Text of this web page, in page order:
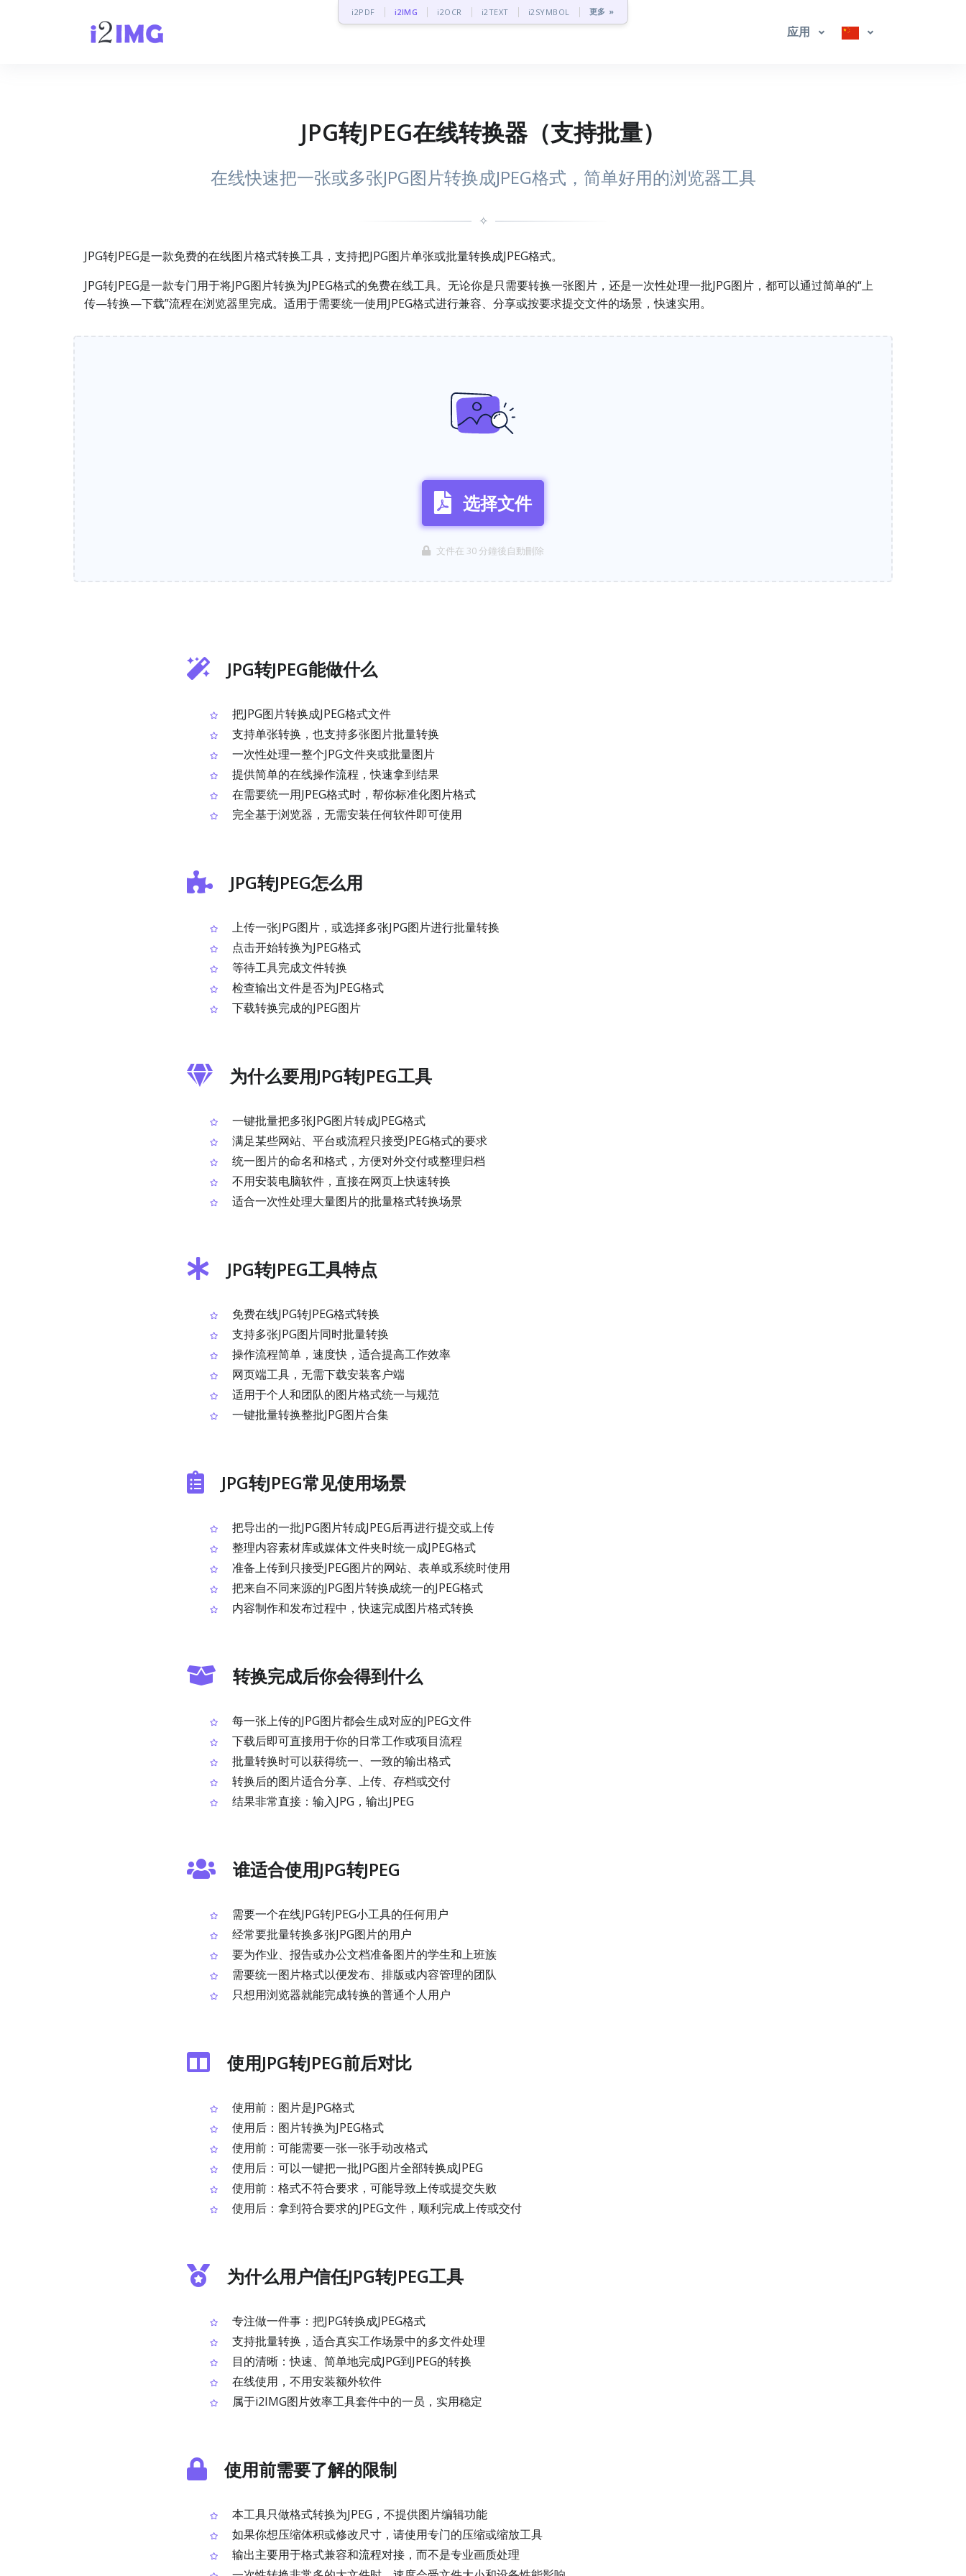
i2PDF i2IMG i2OCR i2TEXT i2SYMBOL 更多 »
应用
JPG转JPEG在线转换器（支持批量）
在线快速把一张或多张JPG图片转换成JPEG格式，简单好用的浏览器工具
✧
JPG转JPEG是一款免费的在线图片格式转换工具，支持把JPG图片单张或批量转换成JPEG格式。
JPG转JPEG是一款专门用于将JPG图片转换为JPEG格式的免费在线工具。无论你是只需要转换一张图片，还是一次性处理一批JPG图片，都可以通过简单的“上
传—转换—下载”流程在浏览器里完成。适用于需要统一使用JPEG格式进行兼容、分享或按要求提交文件的场景，快速实用。
选择文件
文件在 30 分鐘後自動刪除
JPG转JPEG能做什么
把JPG图片转换成JPEG格式文件
支持单张转换，也支持多张图片批量转换
一次性处理一整个JPG文件夹或批量图片
提供简单的在线操作流程，快速拿到结果
在需要统一用JPEG格式时，帮你标准化图片格式
完全基于浏览器，无需安装任何软件即可使用
JPG转JPEG怎么用
上传一张JPG图片，或选择多张JPG图片进行批量转换
点击开始转换为JPEG格式
等待工具完成文件转换
检查输出文件是否为JPEG格式
下载转换完成的JPEG图片
为什么要用JPG转JPEG工具
一键批量把多张JPG图片转成JPEG格式
满足某些网站、平台或流程只接受JPEG格式的要求
统一图片的命名和格式，方便对外交付或整理归档
不用安装电脑软件，直接在网页上快速转换
适合一次性处理大量图片的批量格式转换场景
JPG转JPEG工具特点
免费在线JPG转JPEG格式转换
支持多张JPG图片同时批量转换
操作流程简单，速度快，适合提高工作效率
网页端工具，无需下载安装客户端
适用于个人和团队的图片格式统一与规范
一键批量转换整批JPG图片合集
JPG转JPEG常见使用场景
把导出的一批JPG图片转成JPEG后再进行提交或上传
整理内容素材库或媒体文件夹时统一成JPEG格式
准备上传到只接受JPEG图片的网站、表单或系统时使用
把来自不同来源的JPG图片转换成统一的JPEG格式
内容制作和发布过程中，快速完成图片格式转换
转换完成后你会得到什么
每一张上传的JPG图片都会生成对应的JPEG文件
下载后即可直接用于你的日常工作或项目流程
批量转换时可以获得统一、一致的输出格式
转换后的图片适合分享、上传、存档或交付
结果非常直接：输入JPG，输出JPEG
谁适合使用JPG转JPEG
需要一个在线JPG转JPEG小工具的任何用户
经常要批量转换多张JPG图片的用户
要为作业、报告或办公文档准备图片的学生和上班族
需要统一图片格式以便发布、排版或内容管理的团队
只想用浏览器就能完成转换的普通个人用户
使用JPG转JPEG前后对比
使用前：图片是JPG格式
使用后：图片转换为JPEG格式
使用前：可能需要一张一张手动改格式
使用后：可以一键把一批JPG图片全部转换成JPEG
使用前：格式不符合要求，可能导致上传或提交失败
使用后：拿到符合要求的JPEG文件，顺利完成上传或交付
为什么用户信任JPG转JPEG工具
专注做一件事：把JPG转换成JPEG格式
支持批量转换，适合真实工作场景中的多文件处理
目的清晰：快速、简单地完成JPG到JPEG的转换
在线使用，不用安装额外软件
属于i2IMG图片效率工具套件中的一员，实用稳定
使用前需要了解的限制
本工具只做格式转换为JPEG，不提供图片编辑功能
如果你想压缩体积或修改尺寸，请使用专门的压缩或缩放工具
输出主要用于格式兼容和流程对接，而不是专业画质处理